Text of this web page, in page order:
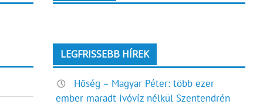
LEGFRISSEBB HÍREK
Hőség – Magyar Péter: több ezer
ember maradt ivóvíz nélkül Szentendrén